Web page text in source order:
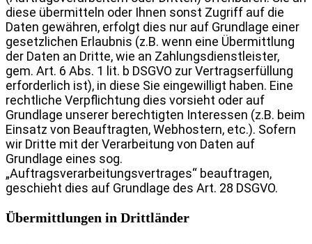
diese übermitteln oder Ihnen sonst Zugriff auf die
Daten gewähren, erfolgt dies nur auf Grundlage einer
gesetzlichen Erlaubnis (z.B. wenn eine Übermittlung
der Daten an Dritte, wie an Zahlungsdienstleister,
gem. Art. 6 Abs. 1 lit. b DSGVO zur Vertragserfüllung
erforderlich ist), in diese Sie eingewilligt haben. Eine
rechtliche Verpflichtung dies vorsieht oder auf
Grundlage unserer berechtigten Interessen (z.B. beim
Einsatz von Beauftragten, Webhostern, etc.). Sofern
wir Dritte mit der Verarbeitung von Daten auf
Grundlage eines sog.
„Auftragsverarbeitungsvertrages“ beauftragen,
geschieht dies auf Grundlage des Art. 28 DSGVO.
Übermittlungen in Drittländer